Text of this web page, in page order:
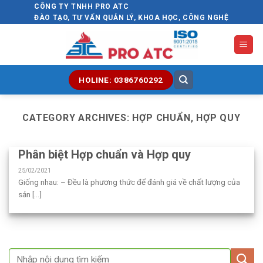
to
CÔNG TY TNHH PRO ATC
ĐÀO TẠO, TƯ VẤN QUẢN LÝ, KHOA HỌC, CÔNG NGHỆ
HOLINE: 0386760292
CATEGORY ARCHIVES: HỢP CHUẨN, HỢP QUY
Phân biệt Hợp chuẩn và Hợp quy
25/02/2021
Giống nhau: – Đều là phương thức để đánh giá về chất lượng của
sản [...]